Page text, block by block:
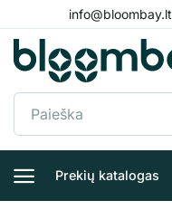
to
content
info@bloombay.lt
Ieškoti:
Prekių katalogas